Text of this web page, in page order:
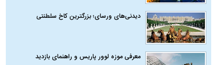
دیدنی‌های ورسای؛ بزرگترین کاخ سلطنتی
معرفی موزه لوور پاریس و راهنمای بازدید